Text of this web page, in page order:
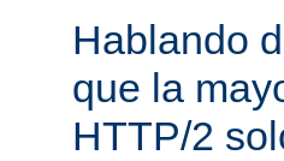
Hablando
que la
HTTP/2